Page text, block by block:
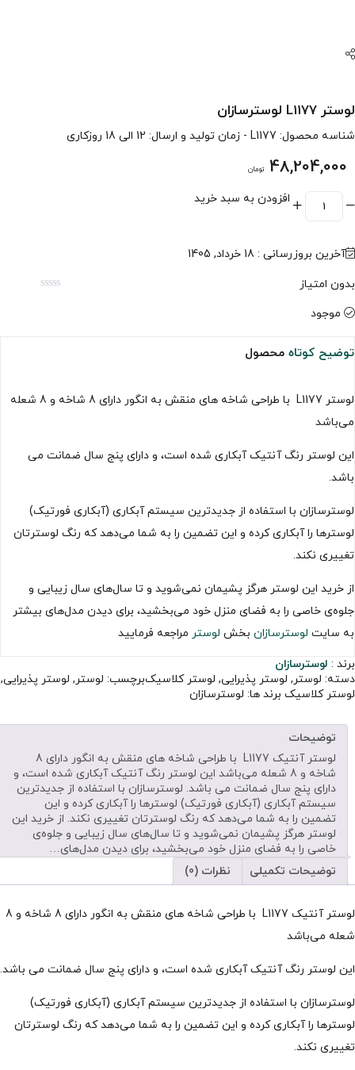
لوستر L1177 لوسترسازان
شناسه محصول: L1177 - زمان تولید و ارسال: 12 الی 18 روزکاری
48,204,000 تومان
افزودن به سبد خرید
آخرین بروزرسانی : 18 خرداد, 1405
بدون امتیاز
موجود
توضیح کوتاه محصول
لوستر L1177 با طراحی شاخه های منقش به انگور دارای 8 شاخه‌ و 8 شعله
می‌باشد
این لوستر رنگ آنتیک آبکاری شده است، و دارای پنج سال ضمانت می
باشد.
لوسترسازان با استفاده از جدیدترین سیستم آبکاری (آبکاری فورتیک)
لوسترها را آبکاری کرده و این تضمین را به شما می‌دهد که رنگ لوسترتان
تغییری نکند.
از خرید این لوستر هرگز پشیمان نمی‌شوید و تا سال‌های سال زیبایی و
جلوه‌ی خاصی را به فضای منزل خود می‌بخشید، برای دیدن مدل‌های بیشتر
به سایت لوسترسازان بخش لوستر مراجعه فرمایید
برند : لوسترسازان
دسته: لوستر, لوستر پذیرایی, لوستر کلاسیکبرچسب: لوستر, لوستر پذیرایی,
لوستر کلاسیک برند ها: لوسترسازان
توضیحات
لوستر آنتیک L1177 با طراحی شاخه های منقش به انگور دارای 8
شاخه‌ و 8 شعله می‌باشد این لوستر رنگ آنتیک آبکاری شده است، و
دارای پنج سال ضمانت می باشد. لوسترسازان با استفاده از جدیدترین
سیستم آبکاری (آبکاری فورتیک) لوسترها را آبکاری کرده و این
تضمین را به شما می‌دهد که رنگ لوسترتان تغییری نکند. از خرید این
لوستر هرگز پشیمان نمی‌شوید و تا سال‌های سال زیبایی و جلوه‌ی
خاصی را به فضای منزل خود می‌بخشید، برای دیدن مدل‌های…
توضیحات تکمیلی
نظرات (0)
لوستر آنتیک L1177 با طراحی شاخه های منقش به انگور دارای 8 شاخه‌ و 8
شعله می‌باشد
این لوستر رنگ آنتیک آبکاری شده است، و دارای پنج سال ضمانت می باشد.
لوسترسازان با استفاده از جدیدترین سیستم آبکاری (آبکاری فورتیک)
لوسترها را آبکاری کرده و این تضمین را به شما می‌دهد که رنگ لوسترتان
تغییری نکند.